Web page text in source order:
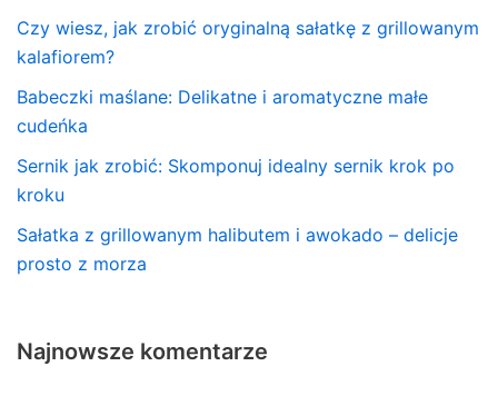
Czy wiesz, jak zrobić oryginalną sałatkę z grillowanym
kalafiorem?
Babeczki maślane: Delikatne i aromatyczne małe
cudeńka
Sernik jak zrobić: Skomponuj idealny sernik krok po
kroku
Sałatka z grillowanym halibutem i awokado – delicje
prosto z morza
Najnowsze komentarze